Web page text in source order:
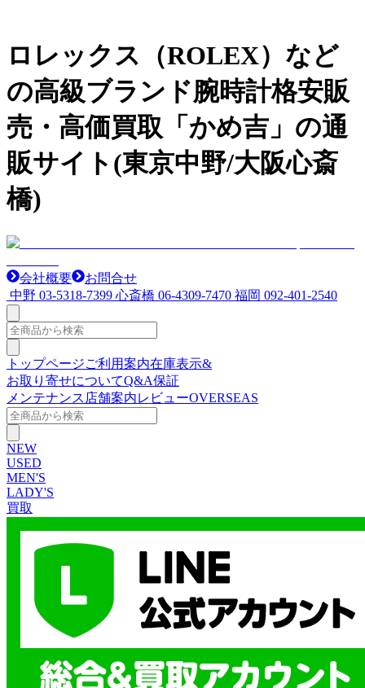
ロレックス（ROLEX）など
の高級ブランド腕時計格安販
売・高価買取「かめ吉」の通
販サイト(東京中野/大阪心斎
橋)
会社概要
お問合せ
中野 03-5318-7399 心斎橋 06-4309-7470 福岡 092-401-2540
トップページご利用案内在庫表示&
お取り寄せについてQ&A保証
メンテナンス 店舗案内レビューOVERSEAS
NEW
USED
MEN'S
LADY'S
買取